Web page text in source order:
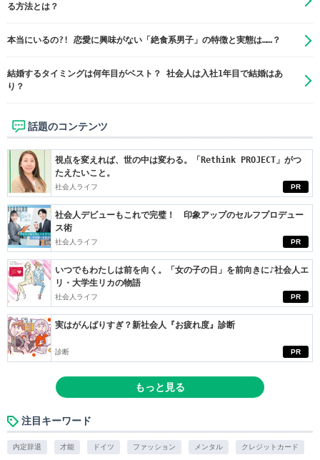
る方法とは？
本当にいるの?! 恋愛に興味がない「絶食系男子」の特徴と実態は……？
結婚するタイミングは何年目がベスト？ 社会人は入社1年目で結婚はあ
り？
話題のコンテンツ
PR
視点を変えれば、世の中は変わる。「Rethink PROJECT」がつ
たえたいこと。
社会人ライフ
PR
社会人デビューもこれで完璧！ 印象アップのセルフプロデュー
ス術
社会人ライフ
PR
いつでもわたしは前を向く。「女の子の日」を前向きに♪社会人エ
リ・大学生リカの物語
社会人ライフ
PR
実はがんばりすぎ？新社会人『お疲れ度』診断
診断
もっと見る
注目キーワード
内定辞退 才能 ドイツ ファッション メンタル クレジットカード